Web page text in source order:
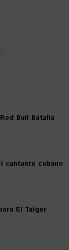
Bull Batalla
cantante cubano
El Taiger